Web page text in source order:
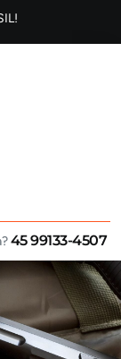
45 99133-4507